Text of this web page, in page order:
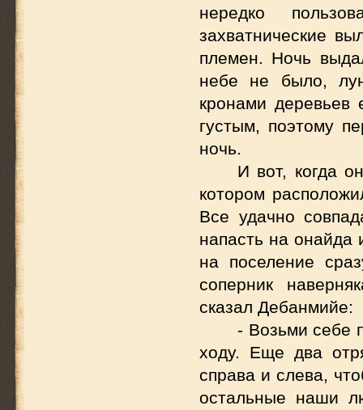
нередко
захватнические
племен. Ночь
небе не было,
кронами
густым, поэтому
ночь.
И вот, когда
котором
Все удачно
напасть на онайда
на поселение
соперник
сказал Дебанмийе:
- Возьми себе
ходу. Еще два
справа и слева,
остальные наши